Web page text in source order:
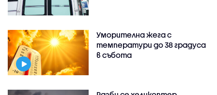
Уморителна жега с
температури до 38 градуса
в събота